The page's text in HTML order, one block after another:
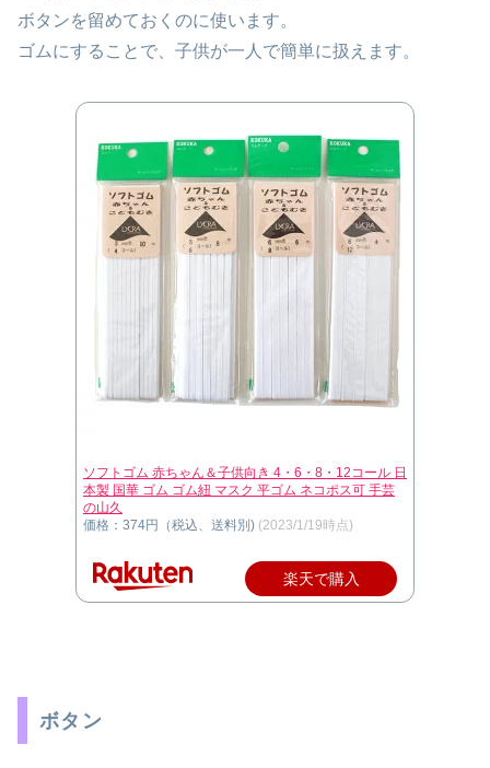
ボタンを留めておくのに使います。
ゴムにすることで、子供が一人で簡単に扱えます。
ソフトゴム 赤ちゃん＆子供向き 4・6・8・12コール 日
本製 国華 ゴム ゴム紐 マスク 平ゴム ネコポス可 手芸
の山久
価格：374円（税込、送料別) (2023/1/19時点)
楽天で購入
ボタン